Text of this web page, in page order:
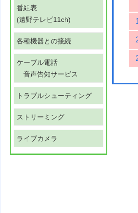
番組表
(遠野テレビ11ch)
各種機器との接続
ケーブル電話
音声告知サービス
トラブルシューティング
ストリーミング
ライブカメラ